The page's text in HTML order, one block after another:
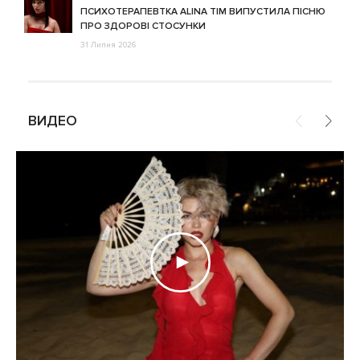
ПСИХОТЕРАПЕВТКА ALINA TIM ВИПУСТИЛА ПІСНЮ
ПРО ЗДОРОВІ СТОСУНКИ
31 Липня 2026
ВИДЕО